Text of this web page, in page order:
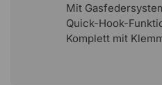
Mit
Quick-Hook-
Komplett mit